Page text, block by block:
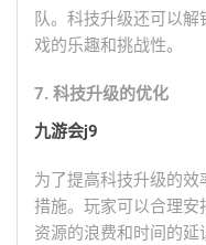
队。科技升级还可以
戏的乐趣和挑战性。
7. 科技升级的优化
九游会j9
为了提高科技升级的
措施。玩家可以合理安
资源的浪费和时间的